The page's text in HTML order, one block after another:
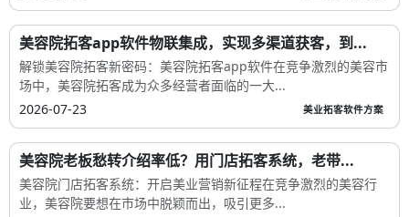
美容院拓客app软件物联集成，实现多渠道获客，到...
解锁美容院拓客新密码：美容院拓客app软件在竞争激烈的美容市
场中，美容院拓客成为众多经营者面临的一大...
2026-07-23
美业拓客软件方案
美容院老板愁转介绍率低？用门店拓客系统，老带...
美容院门店拓客系统：开启美业营销新征程在竞争激烈的美容行
业，美容院要想在市场中脱颖而出，吸引更多...